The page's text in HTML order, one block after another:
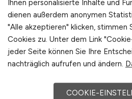
STRABAG BMTI GmbH &
Fachgruppe H+I
29.07.2026
Ihnen personalisierte Inhalte und
dienen außerdem anonymen
"Alle akzeptieren" klicken, stimmen
Cookies zu. Unter dem Link
jeder Seite können Sie Ihre
nachträglich aufrufen und ändern.
COOKIE-